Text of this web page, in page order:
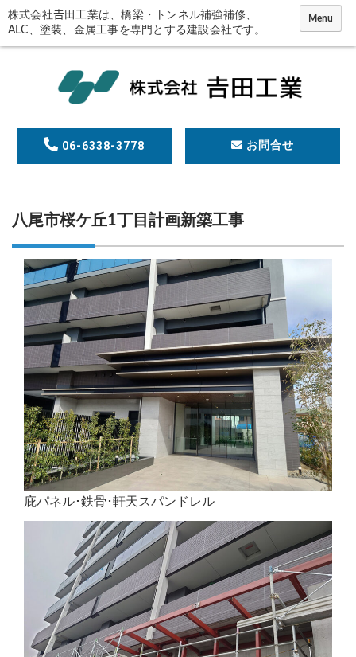
コ
ン
株式会社𠮷田工業は、橋梁・トンネル補強補修、
ALC、塗装、金属工事を専門とする建設会社です。
06-6338-3778 お問合せ
Menu
八尾市桜ケ丘1丁目計画新築工事
庇パネル･鉄骨･軒天スパンドレル